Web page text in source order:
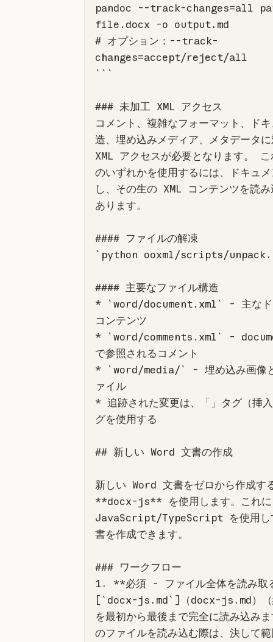
pandoc --track-changes=all
# オプション：--track-
``
コメント、複雑なフォーマット、ド
造、埋め込みメディア、メタデータ
XML アクセスが必要となります。
のいずれかを使用するには、ドキュ
し、その生の XML コンテンツを読
` python ooxml/scripts/
* `word/document.xml` - 主なド
* `word/comments.xml` -
* `word/media/` - 埋め込み画像
ァイル
* 追跡された変更は、「」タグ（挿
## 新しい Word 文書の作成
新しい Word 文書をゼロから作成す
**docx-js** を使用します。これに
JavaScript/TypeScript を使用し
1. **必須 - ファイル全体を読み取
[` docx-js.md`]（docx-js.md）（
を最初から最後まで完全に読み込み
のファイルを読み込む際は、決して